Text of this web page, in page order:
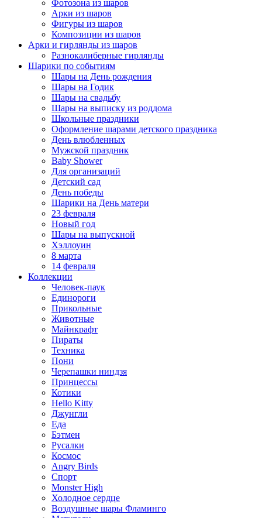
Фотозона из шаров
Арки из шаров
Фигуры из шаров
Композиции из шаров
Арки и гирлянды из шаров
Разнокалиберные гирлянды
Шарики по событиям
Шары на День рождения
Шары на Годик
Шары на свадьбу
Шары на выписку из роддома
Школьные праздники
Оформление шарами детского праздника
День влюбленных
Мужской праздник
Baby Shower
Для организаций
Детский сад
День победы
Шарики на День матери
23 февраля
Новый год
Шары на выпускной
Хэллоуин
8 марта
14 февраля
Коллекции
Человек-паук
Единороги
Прикольные
Животные
Майнкрафт
Пираты
Техника
Пони
Черепашки ниндзя
Принцессы
Котики
Hello Kitty
Джунгли
Еда
Бэтмен
Русалки
Космос
Angry Birds
Спорт
Monster High
Холодное сердце
Воздушные шары Фламинго